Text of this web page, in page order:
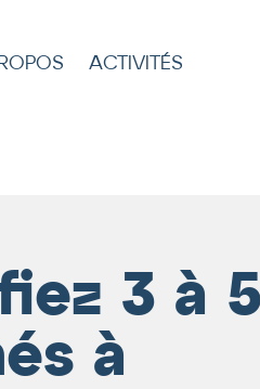
ACTIVITÉS
3 à 5
à